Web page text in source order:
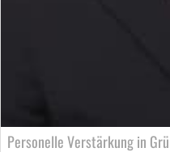
Personelle Verstärkung in